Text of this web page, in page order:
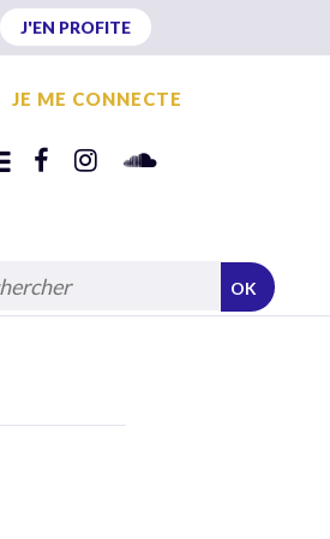
J'EN PROFITE
JE ME CONNECTE
OK